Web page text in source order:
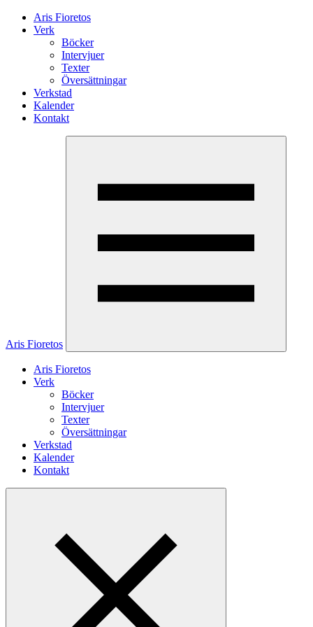
Aris Fioretos
Verk
Böcker
Intervjuer
Texter
Översättningar
Verkstad
Kalender
Kontakt
Aris Fioretos
Aris Fioretos
Verk
Böcker
Intervjuer
Texter
Översättningar
Verkstad
Kalender
Kontakt